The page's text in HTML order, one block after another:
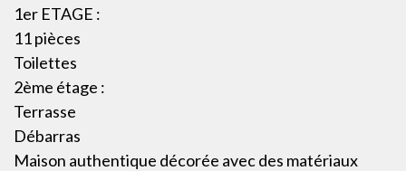
1er ETAGE :
11 pièces
Toilettes
2ème étage :
Terrasse
Débarras
Maison authentique décorée avec des matériaux